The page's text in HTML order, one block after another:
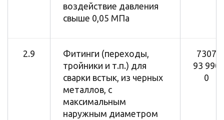
воздействие давления
свыше 0,05 МПа
2.9
Фитинги (переходы,
тройники и т.п.) для
сварки встык, из черных
металлов, с
максимальным
наружным диаметром
7307
93 990
0